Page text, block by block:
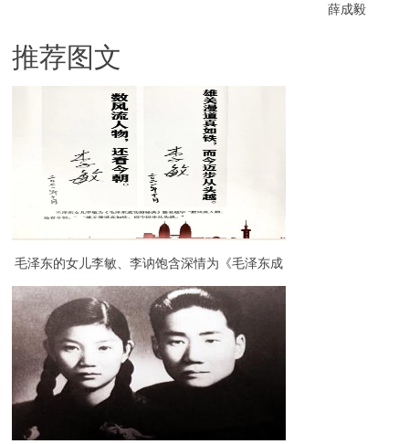
薛成毅
推荐图文
毛泽东的女儿李敏、李讷饱含深情为《毛泽东成
功的秘诀》一书题字